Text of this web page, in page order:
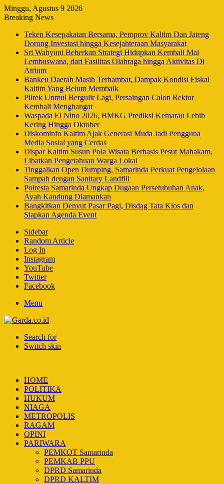
Minggu, Agustus 9 2026
Breaking News
Teken Kesepakatan Bersama, Pemprov Kaltim Dan Jateng
Dorong Investasi hingga Kesejahteraan Masyarakat
Sri Wahyuni Beberkan Strategi Hidupkan Kembali Mal
Lembuswana, dari Fasilitas Olahraga hingga Aktivitas Di
Atrium
Bankeu Daerah Masih Terhambat, Dampak Kondisi Fiskal
Kaltim Yang Belum Membaik
Pilrek Unmul Bergulir Lagi, Persaingan Calon Rektor
Kembali Menghangat
Waspada El Nino 2026, BMKG Prediksi Kemarau Lebih
Kering Hingga Oktober
Diskominfo Kaltim Ajak Generasi Muda Jadi Pengguna
Media Sosial yang Cerdas
Dispar Kaltim Susun Pola Wisata Berbasis Pesut Mahakam,
Libatkan Pengetahuan Warga Lokal
Tinggalkan Open Dumping, Samarinda Perkuat Pengelolaan
Sampah dengan Sanitary Landfill
Polresta Samarinda Ungkap Dugaan Persetubuhan Anak,
Ayah Kandung Diamankan
Bangkitkan Denyut Pasar Pagi, Disdag Tata Kios dan
Siapkan Agenda Event
Sidebar
Random Article
Log In
Instagram
YouTube
Twitter
Facebook
Menu
Search for
Switch skin
HOME
POLITIKA
HUKUM
NIAGA
METROPOLIS
RAGAM
OPINI
PARIWARA
PEMKOT Samarinda
PEMKAB PPU
DPRD Samarinda
DPRD KALTIM